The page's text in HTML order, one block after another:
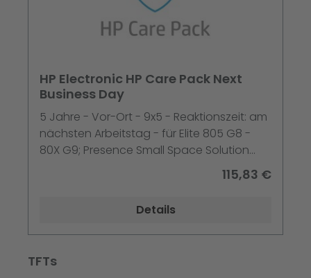
HP Electronic HP Care Pack Next
Business Day
5 Jahre - Vor-Ort - 9x5 - Reaktionszeit: am
nächsten Arbeitstag - für Elite 805 G8 -
80X G9; Presence Small Space Solution
115,83 €
Details
Produktgalerie überspringen
TFTs